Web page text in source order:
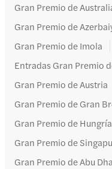
Gran Premio de
Gran Premio de
Gran Premio de Imola
Entradas Gran Premio
Gran Premio de Austria
Gran Premio de Gran
Gran Premio de Hungría
Gran Premio de
Gran Premio de Abu